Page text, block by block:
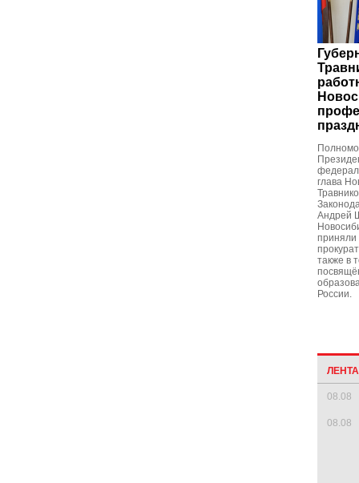
глава
Андрей
приняли
также в
России.
08.08
08.08